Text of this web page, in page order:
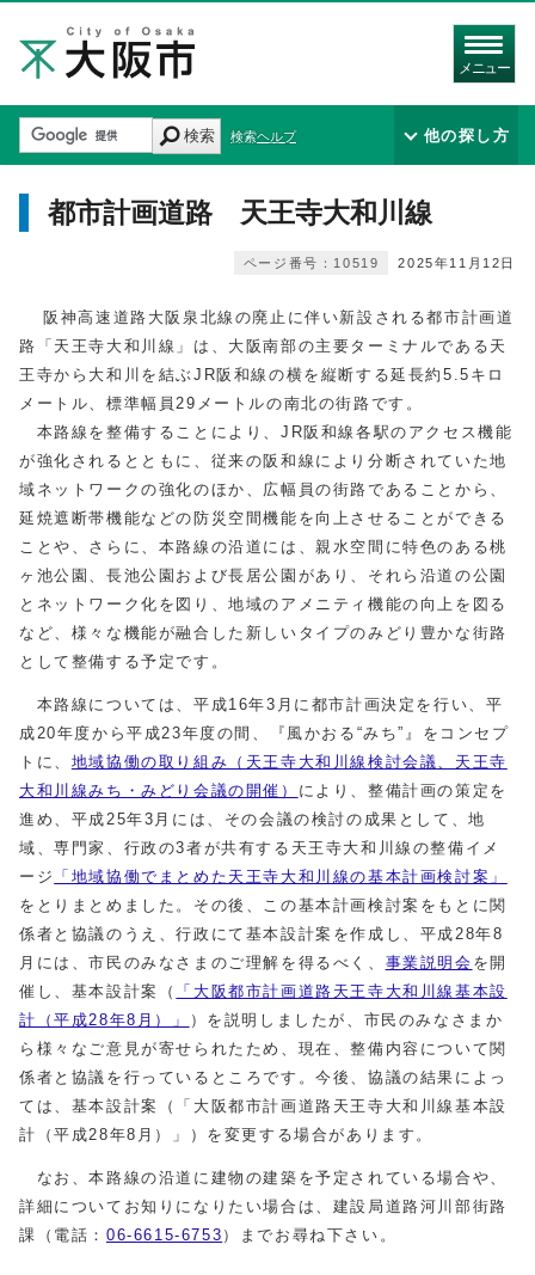
メニュー
検索 検索ヘルプ 他の探し方
都市計画道路 天王寺大和川線
2025年11月12日
ページ番号：10519
阪神高速道路大阪泉北線の廃止に伴い新設される都市計画道
路「天王寺大和川線」は、大阪南部の主要ターミナルである天
王寺から大和川を結ぶJR阪和線の横を縦断する延長約5.5キロ
メートル、標準幅員29メートルの南北の街路です。
本路線を整備することにより、JR阪和線各駅のアクセス機能
が強化されるとともに、従来の阪和線により分断されていた地
域ネットワークの強化のほか、広幅員の街路であることから、
延焼遮断帯機能などの防災空間機能を向上させることができる
ことや、さらに、本路線の沿道には、親水空間に特色のある桃
ヶ池公園、長池公園および長居公園があり、それら沿道の公園
とネットワーク化を図り、地域のアメニティ機能の向上を図る
など、様々な機能が融合した新しいタイプのみどり豊かな街路
として整備する予定です。
本路線については、平成16年3月に都市計画決定を行い、平
成20年度から平成23年度の間、『風かおる“みち”』をコンセプ
トに、 地域協働の取り組み（天王寺大和川線検討会議、天王寺
大和川線みち・みどり会議の開催） により、整備計画の策定を
進め、平成25年3月には、その会議の検討の成果として、地
域、専門家、行政の3者が共有する天王寺大和川線の整備イメ
ージ 「地域協働でまとめた天王寺大和川線の基本計画検討案」
をとりまとめました。その後、この基本計画検討案をもとに関
係者と協議のうえ、行政にて基本設計案を作成し、平成28年8
月には、市民のみなさまのご理解を得るべく、 事業説明会 を開
催し、基本設計案（
「大阪都市計画道路天王寺大和川線基本設
計（平成28年8月）」
）を説明しましたが、市民のみなさまか
ら様々なご意見が寄せられたため、現在、整備内容について関
係者と協議を行っているところです。今後、協議の結果によっ
ては、基本設計案（「大阪都市計画道路天王寺大和川線基本設
計（平成28年8月）」）を変更する場合があります。
なお、本路線の沿道に建物の建築を予定されている場合や、
詳細についてお知りになりたい場合は、建設局道路河川部街路
課（電話： 06-6615-6753 ）までお尋ね下さい。